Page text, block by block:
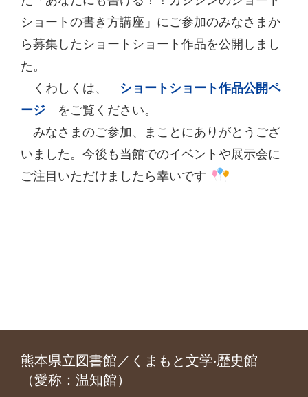
ショートの書き方講座」にご参加のみなさまか
ら募集したショートショート作品を公開しまし
た。
くわしくは、 ショートショート作品公開ペ
ージ をご覧ください。
みなさまのご参加、まことにありがとうござ
いました。今後も当館でのイベントや展示会に
ご注目いただけましたら幸いです
熊本県立図書館／くまもと文学‧歴史館
（愛称：温知館）